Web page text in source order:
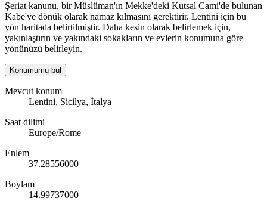
Şeriat kanunu, bir Müslüman'ın Mekke'deki Kutsal Cami'de bulunan
Kabe'ye dönük olarak namaz kılmasını gerektirir. Lentini için bu
yön haritada belirtilmiştir. Daha kesin olarak belirlemek için,
yakınlaştırın ve yakındaki sokakların ve evlerin konumuna göre
yönünüzü belirleyin.
Konumumu bul
Mevcut konum
Lentini, Sicilya, İtalya
Saat dilimi
Europe/Rome
Enlem
37.28556000
Boylam
14.99737000